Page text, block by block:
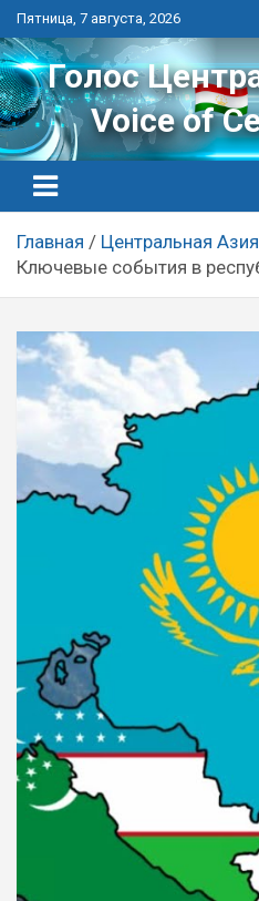
Перейти
к
контенту
Пятница, 7 августа, 2026
Голос
Voice of
Главная
Центральная Азия
Ключевые события в